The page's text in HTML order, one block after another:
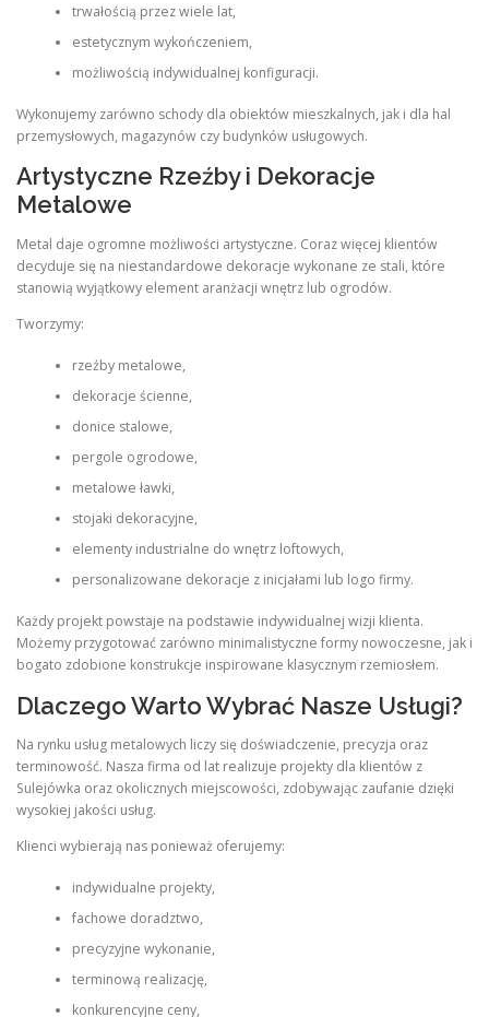
trwałością przez wiele lat,
estetycznym wykończeniem,
możliwością indywidualnej konfiguracji.
Wykonujemy zarówno schody dla obiektów mieszkalnych, jak i dla hal
przemysłowych, magazynów czy budynków usługowych.
Artystyczne Rzeźby i Dekoracje
Metalowe
Metal daje ogromne możliwości artystyczne. Coraz więcej klientów
decyduje się na niestandardowe dekoracje wykonane ze stali, które
stanowią wyjątkowy element aranżacji wnętrz lub ogrodów.
Tworzymy:
rzeźby metalowe,
dekoracje ścienne,
donice stalowe,
pergole ogrodowe,
metalowe ławki,
stojaki dekoracyjne,
elementy industrialne do wnętrz loftowych,
personalizowane dekoracje z inicjałami lub logo firmy.
Każdy projekt powstaje na podstawie indywidualnej wizji klienta.
Możemy przygotować zarówno minimalistyczne formy nowoczesne, jak i
bogato zdobione konstrukcje inspirowane klasycznym rzemiosłem.
Dlaczego Warto Wybrać Nasze Usługi?
Na rynku usług metalowych liczy się doświadczenie, precyzja oraz
terminowość. Nasza firma od lat realizuje projekty dla klientów z
Sulejówka oraz okolicznych miejscowości, zdobywając zaufanie dzięki
wysokiej jakości usług.
Klienci wybierają nas ponieważ oferujemy:
indywidualne projekty,
fachowe doradztwo,
precyzyjne wykonanie,
terminową realizację,
konkurencyjne ceny,